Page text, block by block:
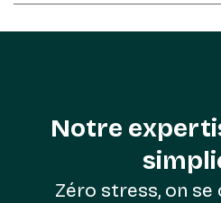
Notre
Zéro stress, on